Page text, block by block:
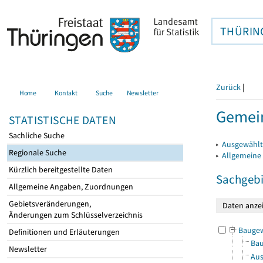
Home Kontakt Suche Newsletter
STATISTISCHE DATEN
Sachliche Suche
Regionale Suche
Kürzlich bereitgestellte Daten
Allgemeine Angaben, Zuordnungen
Gebietsveränderungen,
Änderungen zum Schlüsselverzeichnis
Definitionen und Erläuterungen
Newsletter
Zurück |
▸
▸